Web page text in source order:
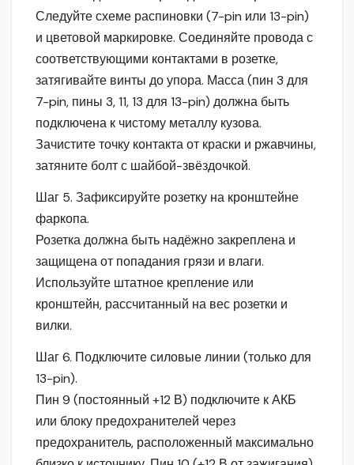
Следуйте схеме распиновки (7-pin или 13-pin)
и цветовой маркировке. Соединяйте провода с
соответствующими контактами в розетке,
затягивайте винты до упора. Масса (пин 3 для
7-pin, пины 3, 11, 13 для 13-pin) должна быть
подключена к чистому металлу кузова.
Зачистите точку контакта от краски и ржавчины,
затяните болт с шайбой-звёздочкой.
Шаг 5. Зафиксируйте розетку на кронштейне
фаркопа.
Розетка должна быть надёжно закреплена и
защищена от попадания грязи и влаги.
Используйте штатное крепление или
кронштейн, рассчитанный на вес розетки и
вилки.
Шаг 6. Подключите силовые линии (только для
13-pin).
Пин 9 (постоянный +12 В) подключите к АКБ
или блоку предохранителей через
предохранитель, расположенный максимально